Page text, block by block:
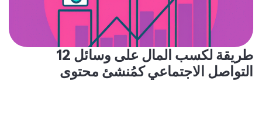
12 طريقة لكسب المال على وسائل
التواصل الاجتماعي كمُنشئ محتوى